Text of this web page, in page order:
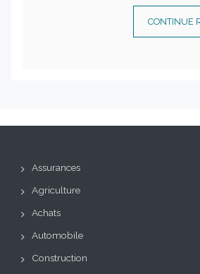
CONTINUE
Assurances
Agriculture
Achats
Automobile
Construction